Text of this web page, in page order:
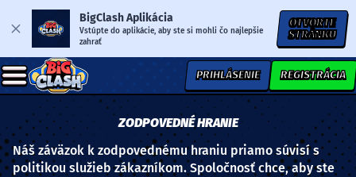
BigClash Aplikácia
Vstúpte do aplikácie, aby ste si mohli čo najlepšie
zahrať
OTVORTE
STRÁNKU
PRIHLÁSENIE REGISTRÁCIA
ZODPOVEDNÉ HRANIE
Náš záväzok k zodpovednému hraniu priamo súvisí s
politikou služieb zákazníkom. Spoločnosť chce, aby ste